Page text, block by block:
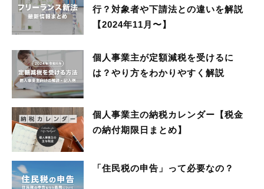
行？対象者や下請法との違いを解説
【2024年11月〜】
個人事業主が定額減税を受けるに
は？やり方をわかりやすく解説
個人事業主の納税カレンダー【税金
の納付期限日まとめ】
「住民税の申告」って必要なの？